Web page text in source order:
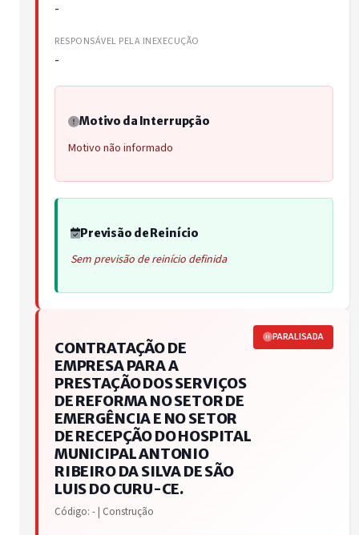
-
RESPONSÁVEL PELA INEXECUÇÃO
-
Motivo da Interrupção
Motivo não informado
Previsão de Reinício
Sem previsão de reinício definida
CONTRATAÇÃO DE
EMPRESA PARA A
PRESTAÇÃO DOS SERVIÇOS
DE REFORMA NO SETOR DE
EMERGÊNCIA E NO SETOR
DE RECEPÇÃO DO HOSPITAL
MUNICIPAL ANTONIO
RIBEIRO DA SILVA DE SÃO
LUIS DO CURU-CE.
Código: - | Construção
PARALISADA